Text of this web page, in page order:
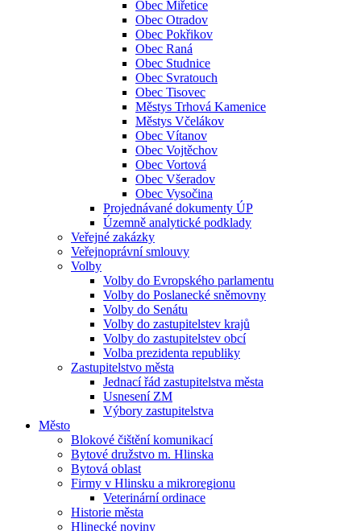
Obec Miřetice
Obec Otradov
Obec Pokřikov
Obec Raná
Obec Studnice
Obec Svratouch
Obec Tisovec
Městys Trhová Kamenice
Městys Včelákov
Obec Vítanov
Obec Vojtěchov
Obec Vortová
Obec Všeradov
Obec Vysočina
Projednávané dokumenty ÚP
Územně analytické podklady
Veřejné zakázky
Veřejnoprávní smlouvy
Volby
Volby do Evropského parlamentu
Volby do Poslanecké sněmovny
Volby do Senátu
Volby do zastupitelstev krajů
Volby do zastupitelstev obcí
Volba prezidenta republiky
Zastupitelstvo města
Jednací řád zastupitelstva města
Usnesení ZM
Výbory zastupitelstva
Město
Blokové čištění komunikací
Bytové družstvo m. Hlinska
Bytová oblast
Firmy v Hlinsku a mikroregionu
Veterinární ordinace
Historie města
Hlinecké noviny